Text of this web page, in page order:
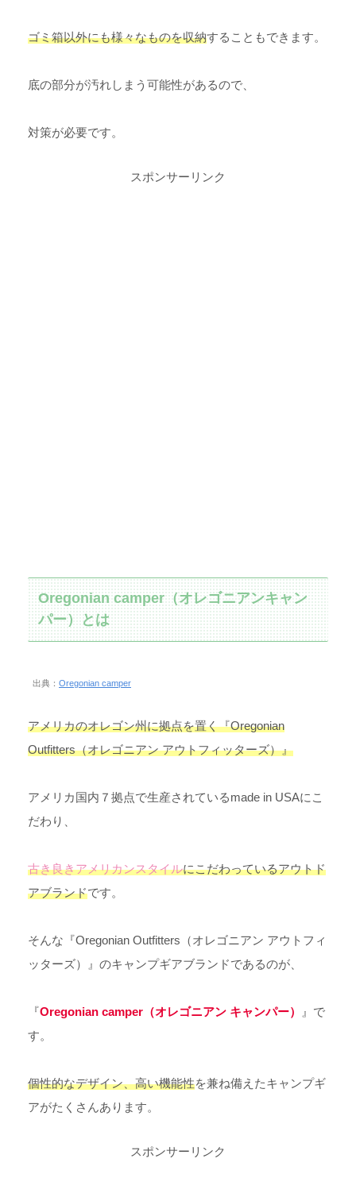
ゴミ箱以外にも様々なものを収納することもできます。
底の部分が汚れしまう可能性があるので、
対策が必要です。
スポンサーリンク
Oregonian camper（オレゴニアンキャン
パー）とは
出典： Oregonian camper
アメリカのオレゴン州に拠点を置く『Oregonian
Outfitters（オレゴニアン アウトフィッターズ）』
アメリカ国内７拠点で生産されているmade in USAにこ
だわり、
古き良きアメリカンスタイルにこだわっているアウトド
アブランドです。
そんな 『Oregonian Outfitters（オレゴニアン アウトフィ
ッターズ）』のキャンプギアブランドであるのが、
『Oregonian camper（オレゴニアン キャンパー）
』で
す。
個性的なデザイン、高い機能性を兼ね備えたキャンプギ
アがたくさんあります。
スポンサーリンク